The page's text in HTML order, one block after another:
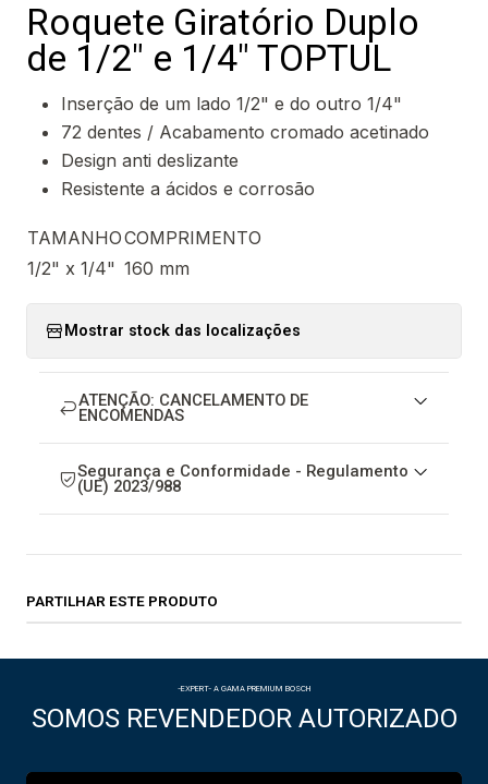
Roquete Giratório Duplo
de 1/2" e 1/4" TOPTUL
Inserção de um lado 1/2" e do outro 1/4"
72 dentes / Acabamento cromado acetinado
Design anti deslizante
Resistente a ácidos e corrosão
TAMANHOCOMPRIMENTO
1/2" x 1/4" 160 mm
Mostrar stock das localizações
ATENÇÃO: CANCELAMENTO DE
ENCOMENDAS
Segurança e Conformidade - Regulamento
(UE) 2023/988
PARTILHAR ESTE PRODUTO
-EXPERT- A GAMA PREMIUM BOSCH
SOMOS REVENDEDOR AUTORIZADO